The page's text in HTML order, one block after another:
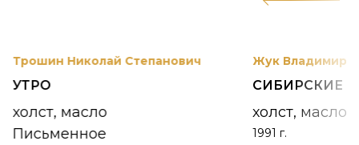
Трошин Николай Степанович
УТРО
холст, масло
Письменное
Жук Владимир
СИБИРСКИЕ
холст, масло
1991 г.